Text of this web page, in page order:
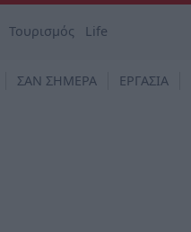
Τουρισμός Life
ΣΑΝ ΣΗΜΕΡΑ ΕΡΓΑΣΙΑ